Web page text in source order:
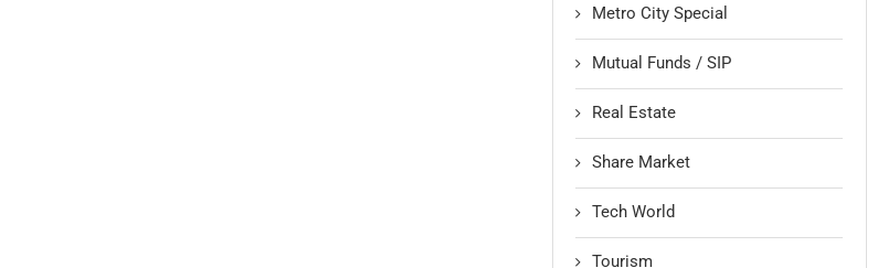
Metro City Special
Mutual Funds / SIP
Real Estate
Share Market
Tech World
Tourism